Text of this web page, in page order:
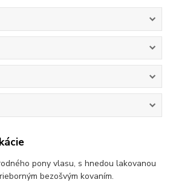
pony vlasu, s hnedou lakovanou
bezošvým kovaním.